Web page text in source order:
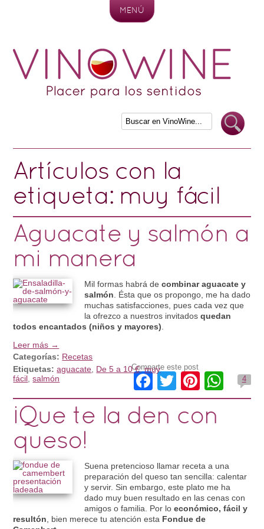
MENÚ
Artículos con la
etiqueta: muy fácil
Aguacate y salmón a
mi manera
Mil formas habrá decombinar aguacate y
salmón . Ésta que os propongo, me ha dado
muchas satisfacciones, pues cada vez que
la ofrezco a nuestros invitadosquedan
todos encantados (niños y mayores)
Leer más →
Categorías: Recetas
Etiquetas: aguacate De 5 a 10 €,muy
fácil ,salmón
Comparte este post
Facebook
Twitter 4
¡Que te la den con
queso!
Suena pretencioso llamar receta a una
preparación del queso tan sencilla: calentar
y servir. Sin embargo, este plato me ha
dado muy buen resultado en las cenas con
amigos o familia. Por loeconómico, fácil y
resultón , bien merece tu atención esta Fondue de